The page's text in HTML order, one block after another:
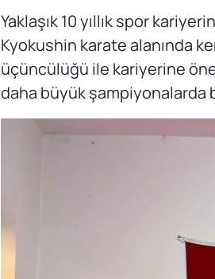
Yaklaşık 10 yıllık spor
Kyokushin karate alanında
üçüncülüğü ile kariyerine
daha büyük şampiyonalarda